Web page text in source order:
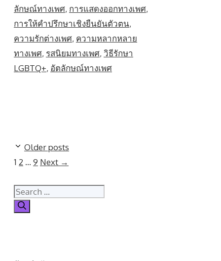
ลักษณ์ทางเพศ, การแสดงออกทางเพศ,
การให้คำปรึกษาเชิงยืนยันตัวตน,
ความรักต่างเพศ, ความหลากหลาย
ทางเพศ, รสนิยมทางเพศ, วิธีรักษา
LGBTQ+, อัตลักษณ์ทางเพศ
Older posts
Page
1 Page
2 … Page
9 Next →
Search
for: